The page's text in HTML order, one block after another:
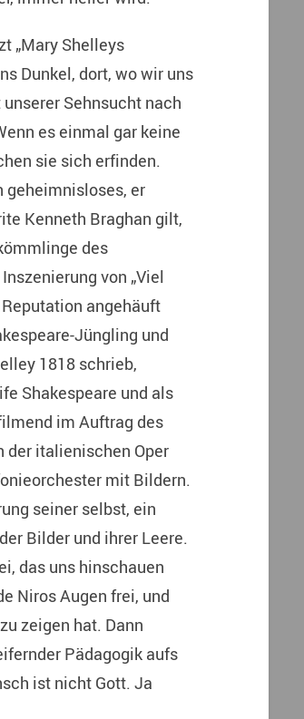
„Mary Shelleys
Dunkel, dort, wo wir uns
Sehnsucht nach
es einmal gar keine
sie sich erfinden.
geheimnisloses, er
Kenneth Braghan gilt,
des
von „Viel
angehäuft
Jüngling und
1818 schrieb,
Shakespeare und als
im Auftrag des
der italienischen Oper
mit Bildern.
seiner selbst, ein
Bilder und ihrer Leere.
das uns hinschauen
Niros Augen frei, und
zeigen hat. Dann
Pädagogik aufs
ist nicht Gott. Ja